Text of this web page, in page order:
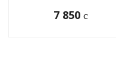
7 850 c